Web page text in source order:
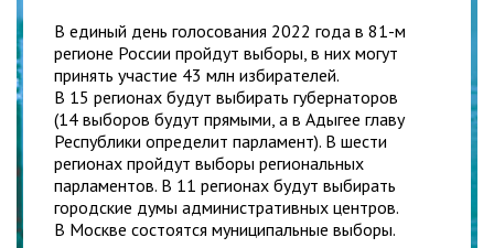
В единый день голосования 2022 года в 81-м
регионе России пройдут выборы, в них могут
принять участие 43 млн избирателей.
В 15 регионах будут выбирать губернаторов
(14 выборов будут прямыми, а в Адыгее главу
Республики определит парламент). В шести
регионах пройдут выборы региональных
парламентов. В 11 регионах будут выбирать
городские думы административных центров.
В Москве состоятся муниципальные выборы.